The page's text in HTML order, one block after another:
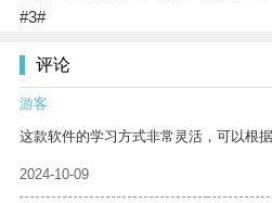
#3#
评论
游客
这款软件的学习方式非常灵活，可以根
2024-10-09